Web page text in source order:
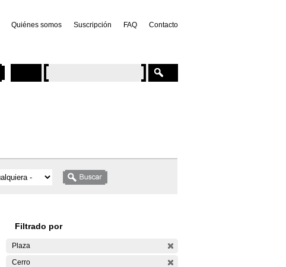
Quiénes somos Suscripción FAQ Contacto
Filtrado por
Plaza
Cerro